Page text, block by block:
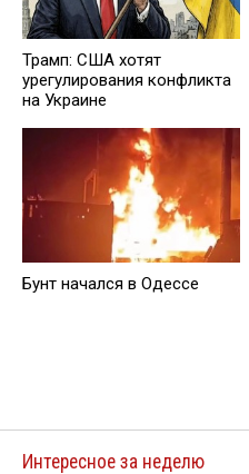
Трамп: США хотят
урегулирования конфликта
на Украине
Бунт начался в Одессе
Интересное за неделю